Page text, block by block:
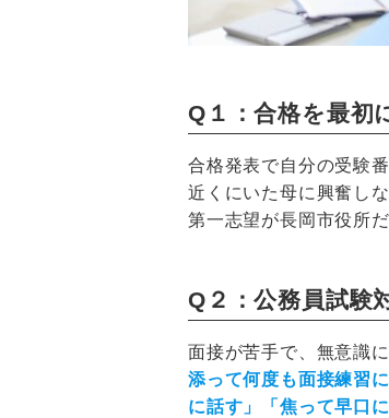
Q１：合格を最初
合格発表で自分の受験
近くにいた母に興奮し
第一志望が長岡市役所だ
Q２：公務員試験
面接が苦手で、無意識
添って何度も面接練習
に話す」「焦って早口に